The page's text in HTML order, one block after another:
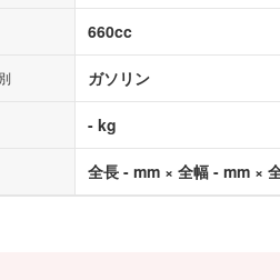
660cc
ガソリン
- kg
全長 - mm × 全幅 - mm ×